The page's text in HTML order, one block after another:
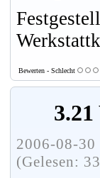
Bewerten - Schlecht
2006-08-
(Gelesen: